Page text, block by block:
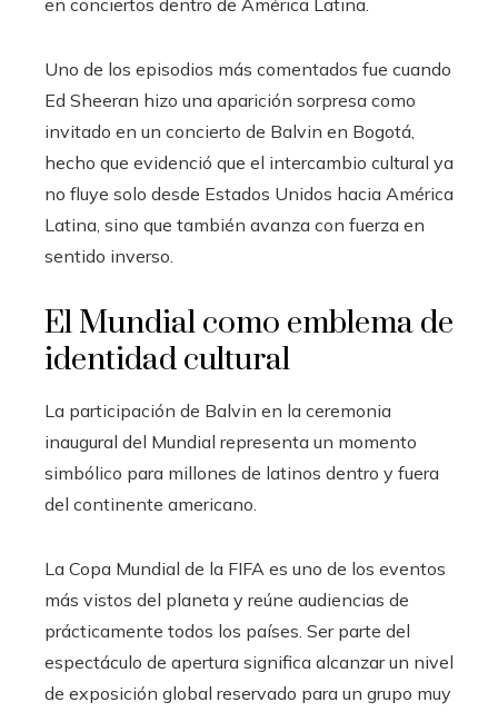
en conciertos dentro de América Latina.
Uno de los episodios más comentados fue cuando
Ed Sheeran hizo una aparición sorpresa como
invitado en un concierto de Balvin en Bogotá,
hecho que evidenció que el intercambio cultural ya
no fluye solo desde Estados Unidos hacia América
Latina, sino que también avanza con fuerza en
sentido inverso.
El Mundial como emblema de
identidad cultural
La participación de Balvin en la ceremonia
inaugural del Mundial representa un momento
simbólico para millones de latinos dentro y fuera
del continente americano.
La Copa Mundial de la FIFA es uno de los eventos
más vistos del planeta y reúne audiencias de
prácticamente todos los países. Ser parte del
espectáculo de apertura significa alcanzar un nivel
de exposición global reservado para un grupo muy